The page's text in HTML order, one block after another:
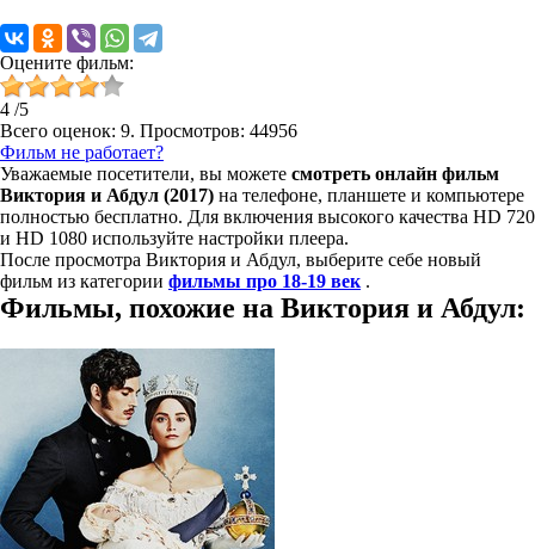
Оцените фильм:
4 /5
Всего оценок: 9. Просмотров: 44956
Фильм не работает?
Уважаемые посетители, вы можете смотреть онлайн фильм
Виктория и Абдул (2017) на телефоне, планшете и компьютере
полностью бесплатно. Для включения высокого качества HD 720
и HD 1080 используйте настройки плеера.
После просмотра Виктория и Абдул, выберите себе новый
фильм из категории фильмы про 18-19 век .
Фильмы, похожие на Виктория и Абдул: